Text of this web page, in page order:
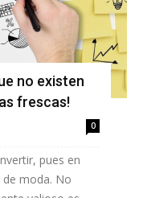
no existen
frescas!
0
pues en
moda. No